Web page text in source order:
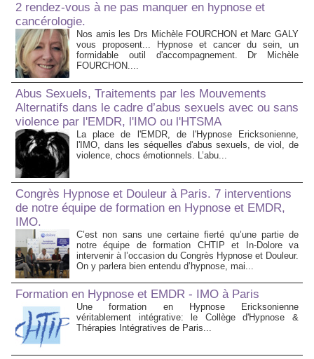
2 rendez-vous à ne pas manquer en hypnose et
cancérologie.
Nos amis les Drs Michèle FOURCHON et Marc GALY
vous proposent... Hypnose et cancer du sein, un
formidable outil d'accompagnement. Dr Michèle
FOURCHON....
Abus Sexuels, Traitements par les Mouvements
Alternatifs dans le cadre d’abus sexuels avec ou sans
violence par l'EMDR, l'IMO ou l'HTSMA
La place de l'EMDR, de l'Hypnose Ericksonienne,
l'IMO, dans les séquelles d'abus sexuels, de viol, de
violence, chocs émotionnels. L’abu...
Congrès Hypnose et Douleur à Paris. 7 interventions
de notre équipe de formation en Hypnose et EMDR,
IMO.
C’est non sans une certaine fierté qu’une partie de
notre équipe de formation CHTIP et In-Dolore va
intervenir à l’occasion du Congrès Hypnose et Douleur.
On y parlera bien entendu d’hypnose, mai...
Formation en Hypnose et EMDR - IMO à Paris
Une formation en Hypnose Ericksonienne
véritablement intégrative: le Collège d'Hypnose &
Thérapies Intégratives de Paris...